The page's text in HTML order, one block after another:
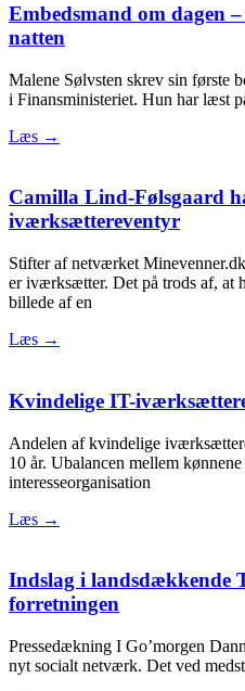
Embedsmand om dagen
natten
Malene Sølvsten skrev sin første
i Finansministeriet. Hun har læst
Læs →
Camilla Lind-Følsgaard
iværksættereventyr
Stifter af netværket
er iværksætter. Det på trods af, at
billede af en
Læs →
Kvindelige IT-
Andelen af kvindelige
10 år. Ubalancen mellem
interesseorganisation
Læs →
Indslag i landsdækkende
forretningen
Pressedækning I Go’morgen
nyt socialt netværk. Det ved